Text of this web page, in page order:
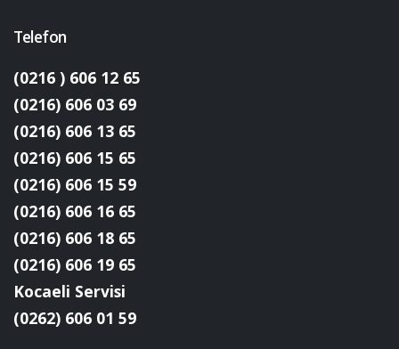
Telefon
(0216 ) 606 12 65
(0216) 606 03 69
(0216) 606 13 65
(0216) 606 15 65
(0216) 606 15 59
(0216) 606 16 65
(0216) 606 18 65
(0216) 606 19 65
Kocaeli Servisi
(0262) 606 01 59